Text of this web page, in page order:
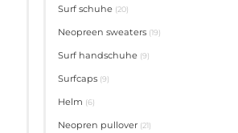
Surf schuhe (20)
Neopreen sweaters (19)
Surf handschuhe (9)
Surfcaps (9)
Helm (6)
Neopren pullover (21)